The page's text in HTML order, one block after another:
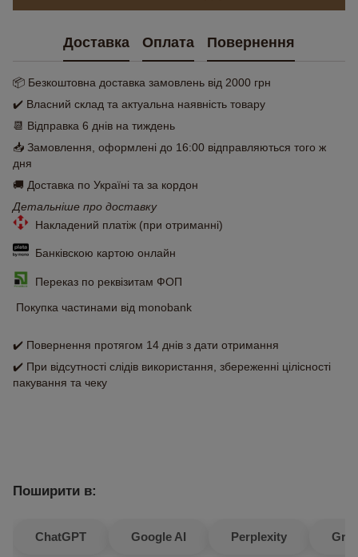
Доставка Оплата Повернення
📦 Безкоштовна доставка замовлень від 2000 грн
✔️ Власний склад та актуальна наявність товару
📆 Відправка 6 днів на тиждень
📥 Замовлення, оформлені до 16:00 відправляються того ж
дня
🚚 Доставка по Україні та за кордон
Детальніше про доставку
Накладений платіж (при отриманні)
Банківскою картою онлайн
Переказ по реквізитам ФОП
Покупка частинами від monobank
✔️ Повернення протягом 14 днів з дати отримання
✔️ При відсутності слідів використання, збереженні цілісності
пакування та чеку
Поширити в:
ChatGPT Google AI Perplexity